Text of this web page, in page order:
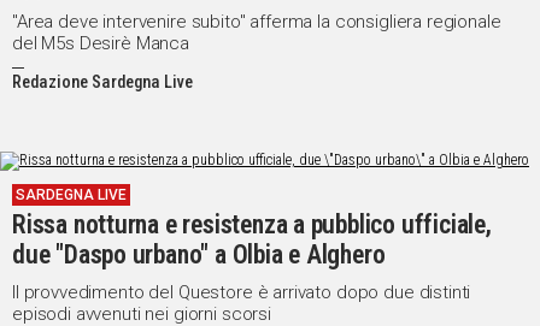
"Area deve intervenire subito" afferma la consigliera regionale
del M5s Desirè Manca
Redazione Sardegna Live
SARDEGNA LIVE
Rissa notturna e resistenza a pubblico ufficiale,
due "Daspo urbano" a Olbia e Alghero
Il provvedimento del Questore è arrivato dopo due distinti
episodi avvenuti nei giorni scorsi